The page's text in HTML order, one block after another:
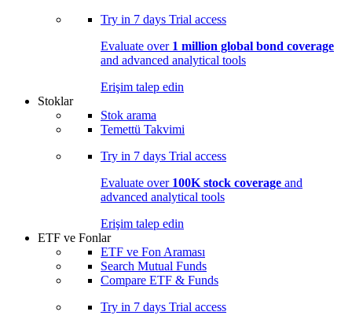
Try in 7 days Trial access
Evaluate over 1 million global bond coverage
and advanced analytical tools
Erişim talep edin
Stoklar
Stok arama
Temettü Takvimi
Try in 7 days Trial access
Evaluate over 100K stock coverage and
advanced analytical tools
Erişim talep edin
ETF ve Fonlar
ETF ve Fon Araması
Search Mutual Funds
Compare ETF & Funds
Try in 7 days Trial access